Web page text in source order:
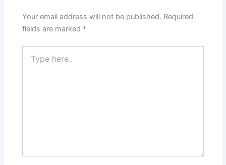
Your email address will not be published. Required
fields are marked *
here..